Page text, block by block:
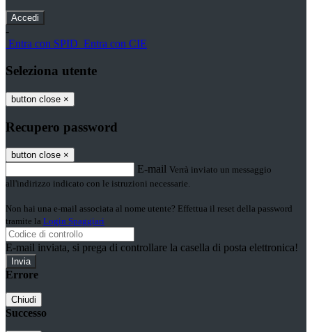
-
Entra con SPID Entra con CIE
Seleziona utente
button close ×
Recupero password
button close ×
E-mail Verrà inviato un messaggio
all'indirizzo indicato con le istruzioni necessarie.
Non hai una e-mail associata al nome utente? Effettua il reset della password
tramite la Login Spaggiari
E-mail inviata, si prega di controllare la casella di posta elettronica!
Errore
Chiudi
Successo